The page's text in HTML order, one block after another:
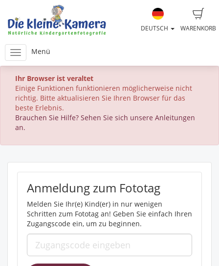
WARENKORB
DEUTSCH
Menü
Ihr Browser ist veraltet
Einige Funktionen funktionieren möglicherweise nicht
richtig. Bitte aktualisieren Sie Ihren Browser für das
beste Erlebnis.
Brauchen Sie Hilfe? Sehen Sie sich unsere Anleitungen
an.
Anmeldung zum Fototag
Melden Sie Ihr(e) Kind(er) in nur wenigen
Schritten zum Fototag an! Geben Sie einfach Ihren
Zugangscode ein, um zu beginnen.